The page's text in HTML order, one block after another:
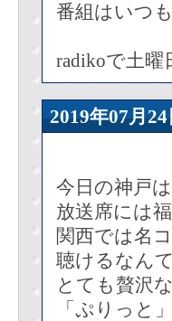
番組はいつ
radikoで土
2019年07
今日の神戸
放送席には
関西では名
聴けるなん
とても贅沢
「ぷりっと